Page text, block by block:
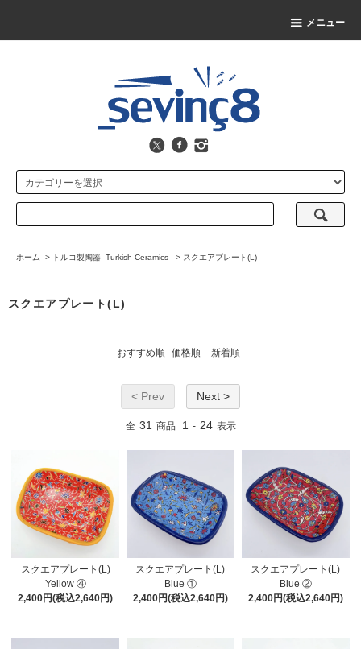
メニュー
ホーム > トルコ製陶器 -Turkish Ceramics- > スクエアプレート(L)
スクエアプレート(L)
おすすめ順 価格順 新着順
< Prev Next >
全 31 商品 1 - 24 表示
スクエアプレート(L)
Yellow ④
2,400円(税込2,640円)
スクエアプレート(L)
Blue ①
2,400円(税込2,640円)
スクエアプレート(L)
Blue ②
2,400円(税込2,640円)